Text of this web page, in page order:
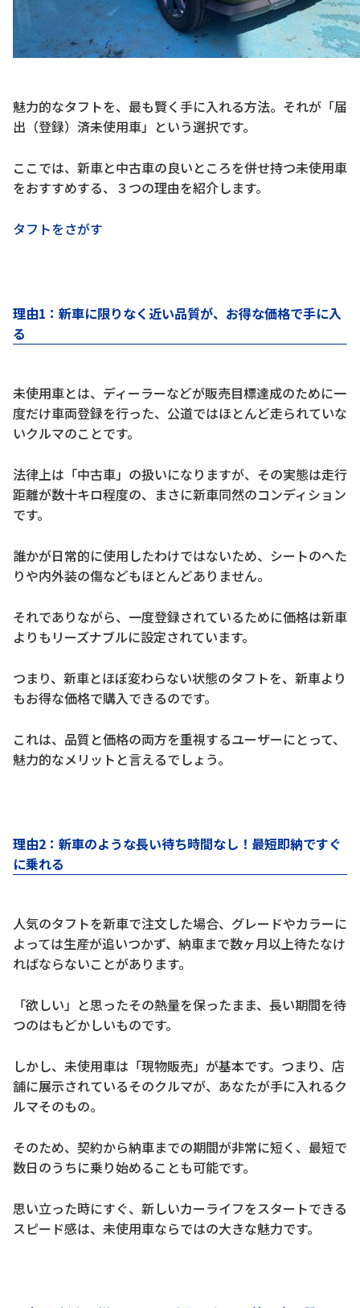
魅力的なタフトを、最も賢く手に入れる方法。それが「届
出（登録）済未使用車」という選択です。
ここでは、新車と中古車の良いところを併せ持つ未使用車
をおすすめする、３つの理由を紹介します。
タフトをさがす
理由1：新車に限りなく近い品質が、お得な価格で手に入
る
未使用車とは、ディーラーなどが販売目標達成のために一
度だけ車両登録を行った、公道ではほとんど走られていな
いクルマのことです。
法律上は「中古車」の扱いになりますが、その実態は走行
距離が数十キロ程度の、まさに新車同然のコンディション
です。
誰かが日常的に使用したわけではないため、シートのへた
りや内外装の傷などもほとんどありません。
それでありながら、一度登録されているために価格は新車
よりもリーズナブルに設定されています。
つまり、新車とほぼ変わらない状態のタフトを、新車より
もお得な価格で購入できるのです。
これは、品質と価格の両方を重視するユーザーにとって、
魅力的なメリットと言えるでしょう。
理由2：新車のような長い待ち時間なし！最短即納ですぐ
に乗れる
人気のタフトを新車で注文した場合、グレードやカラーに
よっては生産が追いつかず、納車まで数ヶ月以上待たなけ
ればならないことがあります。
「欲しい」と思ったその熱量を保ったまま、長い期間を待
つのはもどかしいものです。
しかし、未使用車は「現物販売」が基本です。つまり、店
舗に展示されているそのクルマが、あなたが手に入れるク
ルマそのもの。
そのため、契約から納車までの期間が非常に短く、最短で
数日のうちに乗り始めることも可能です。
思い立った時にすぐ、新しいカーライフをスタートできる
スピード感は、未使用車ならではの大きな魅力です。